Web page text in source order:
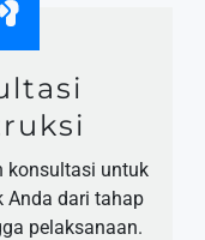
konsultasi untuk
Anda dari tahap
pelaksanaan.